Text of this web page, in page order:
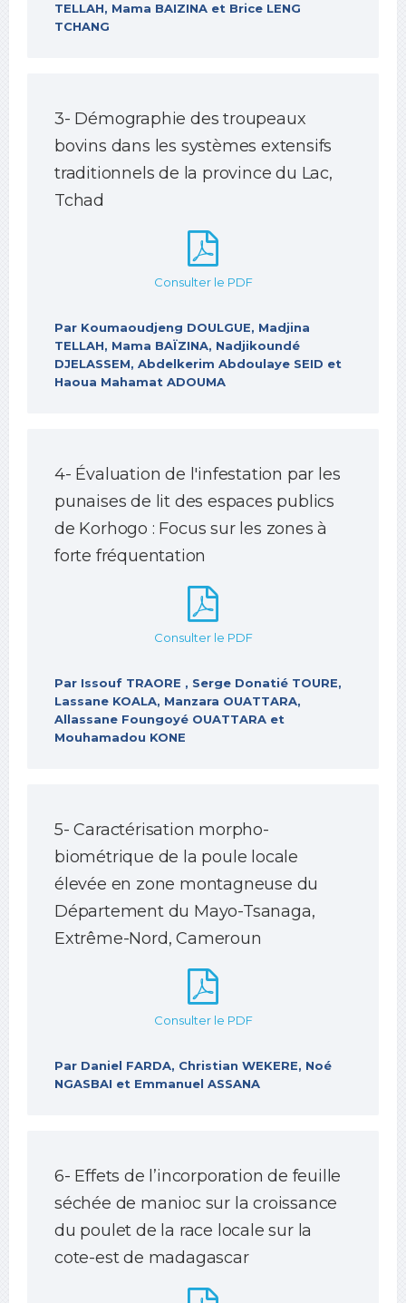
TELLAH, Mama BAIZINA et Brice LENG
TCHANG
3- Démographie des troupeaux
bovins dans les systèmes extensifs
traditionnels de la province du Lac,
Tchad
Consulter le PDF
Par Koumaoudjeng DOULGUE, Madjina
TELLAH, Mama BAÏZINA, Nadjikoundé
DJELASSEM, Abdelkerim Abdoulaye SEID et
Haoua Mahamat ADOUMA
4- Évaluation de l'infestation par les
punaises de lit des espaces publics
de Korhogo : Focus sur les zones à
forte fréquentation
Consulter le PDF
Par Issouf TRAORE , Serge Donatié TOURE,
Lassane KOALA, Manzara OUATTARA,
Allassane Foungoyé OUATTARA et
Mouhamadou KONE
5- Caractérisation morpho-
biométrique de la poule locale
élevée en zone montagneuse du
Département du Mayo-Tsanaga,
Extrême-Nord, Cameroun
Consulter le PDF
Par Daniel FARDA, Christian WEKERE, Noé
NGASBAI et Emmanuel ASSANA
6- Effets de l’incorporation de feuille
séchée de manioc sur la croissance
du poulet de la race locale sur la
cote-est de madagascar